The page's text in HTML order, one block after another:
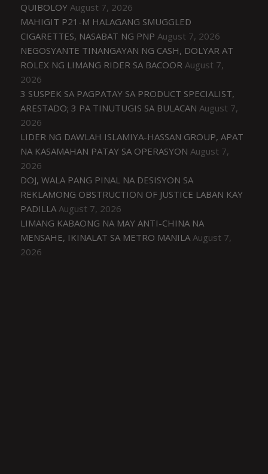
QUIBOLOY August 7, 2026
MAHIGIT P21-M HALAGANG SMUGGLED
CIGARETTES, NASABAT NG PNP August 7, 2026
NEGOSYANTE TINANGAYAN NG CASH, DOLYAR AT
ROLEX NG LIMANG RIDER SA BACOOR August 7,
2026
3 SUSPEK SA PAGPATAY SA PRODUCT SPECIALIST,
ARESTADO; 3 PA TINUTUGIS SA BULACAN August 7,
2026
LIDER NG DAWLAH ISLAMIYA-HASSAN GROUP, APAT
NA KASAMAHAN PATAY SA OPERASYON August 7,
2026
DOJ, WALA PANG PINAL NA DESISYON SA
REKLAMONG OBSTRUCTION OF JUSTICE LABAN KAY
PADILLA August 7, 2026
LIMANG KABAONG NA MAY ANTI-CHINA NA
MENSAHE, IKINALAT SA METRO MANILA August 7,
2026